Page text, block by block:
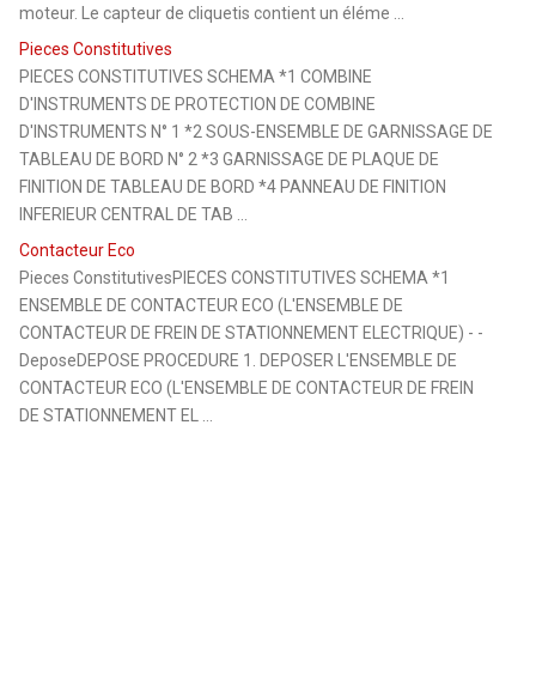
moteur. Le capteur de cliquetis contient un éléme ...
Pieces Constitutives
PIECES CONSTITUTIVES SCHEMA *1 COMBINE
D'INSTRUMENTS DE PROTECTION DE COMBINE
D'INSTRUMENTS N° 1 *2 SOUS-ENSEMBLE DE GARNISSAGE DE
TABLEAU DE BORD N° 2 *3 GARNISSAGE DE PLAQUE DE
FINITION DE TABLEAU DE BORD *4 PANNEAU DE FINITION
INFERIEUR CENTRAL DE TAB ...
Contacteur Eco
Pieces ConstitutivesPIECES CONSTITUTIVES SCHEMA *1
ENSEMBLE DE CONTACTEUR ECO (L'ENSEMBLE DE
CONTACTEUR DE FREIN DE STATIONNEMENT ELECTRIQUE) - -
DeposeDEPOSE PROCEDURE 1. DEPOSER L'ENSEMBLE DE
CONTACTEUR ECO (L'ENSEMBLE DE CONTACTEUR DE FREIN
DE STATIONNEMENT EL ...